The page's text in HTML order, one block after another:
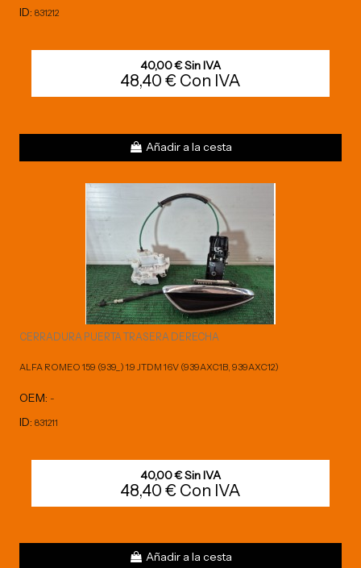
ID: 831212
40,00 € Sin IVA
48,40 € Con IVA
Añadir a la cesta
CERRADURA PUERTA TRASERA DERECHA
ALFA ROMEO 159 (939_) 1.9 JTDM 16V (939AXC1B, 939AXC12)
OEM: -
ID: 831211
40,00 € Sin IVA
48,40 € Con IVA
Añadir a la cesta